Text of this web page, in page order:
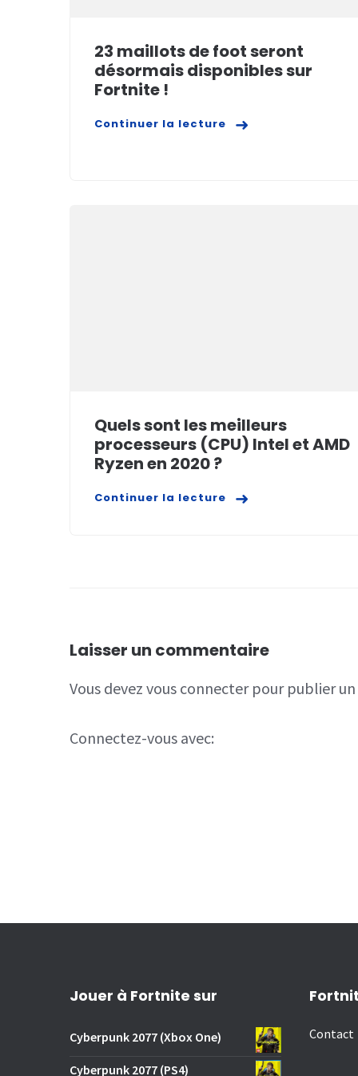
23 maillots de foot seront
désormais disponibles sur
Fortnite !
Continuer la lecture
Quels sont les meilleurs
processeurs (CPU) Intel et AMD
Ryzen en 2020 ?
Continuer la lecture
Laisser un commentaire
Vous devez vous connecterpour publier
Connectez-vous avec:
Jouer à Fortnite sur
Cyberpunk 2077 (Xbox One)
Cyberpunk 2077 (PS4)
Contact